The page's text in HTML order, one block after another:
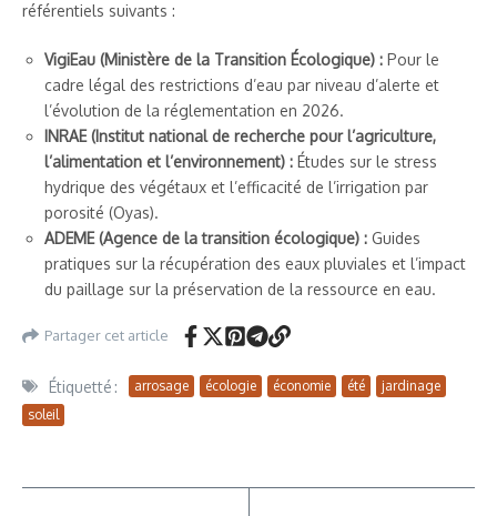
référentiels suivants :
VigiEau (Ministère de la Transition Écologique) : Pour le
cadre légal des restrictions d’eau par niveau d’alerte et
l’évolution de la réglementation en 2026.
INRAE (Institut national de recherche pour l’agriculture,
l’alimentation et l’environnement) : Études sur le stress
hydrique des végétaux et l’efficacité de l’irrigation par
porosité (Oyas).
ADEME (Agence de la transition écologique) : Guides
pratiques sur la récupération des eaux pluviales et l’impact
du paillage sur la préservation de la ressource en eau.
Partager cet article
Étiquetté : arrosage écologie économie été
jardinage
soleil